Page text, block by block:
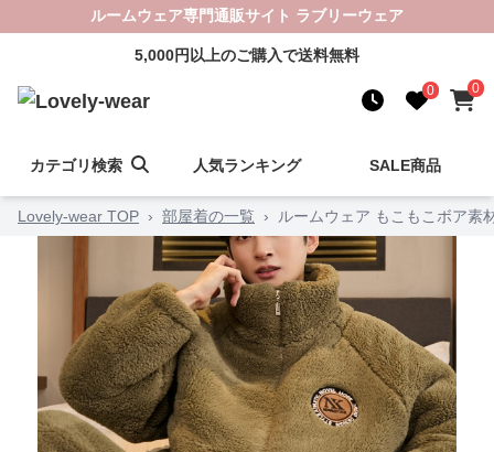
ルームウェア専門通販サイト ラブリーウェア
5,000円以上のご購入で送料無料
0 0
カテゴリ検索 人気ランキング SALE商品
Lovely-wear TOP › 部屋着の一覧 › ルームウェア もこもこボア